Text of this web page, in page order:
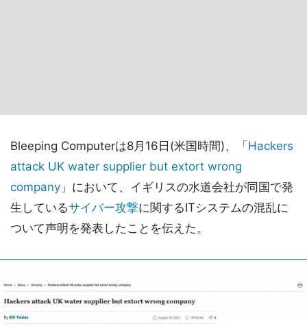
Bleeping Computerは8月16日(米国時間)、「 Hackers
attack UK water supplier but extort wrong
company 」において、イギリスの水道会社が同国で発
生しているサイバー攻撃に関するITシステムの混乱に
ついて声明を発表したことを伝えた。